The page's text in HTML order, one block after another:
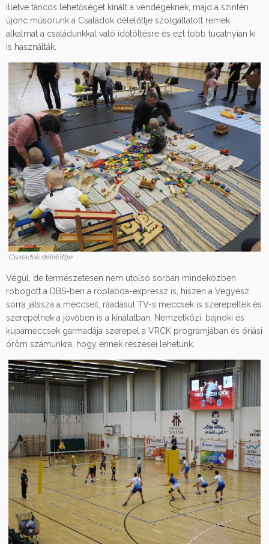
illetve táncos lehetőséget kínált a vendégeknek, majd a szintén
újonc műsorunk a Családok délelőttje szolgáltatott remek
alkalmat a családunkkal való időtöltésre és ezt több tucatnyian ki
is használták.
Családok délelőttje
Végül, de természetesen nem utolsó sorban mindeközben
robogott a DBS-ben a röplabda-expressz is, hiszen a Vegyész
sorra játssza a meccseit, ráadásul TV-s meccsek is szerepeltek és
szerepelnek a jövőben is a kínálatban. Nemzetközi, bajnoki és
kupameccsek garmadája szerepel a VRCK programjában és óriási
öröm számunkra, hogy ennek részesei lehetünk.